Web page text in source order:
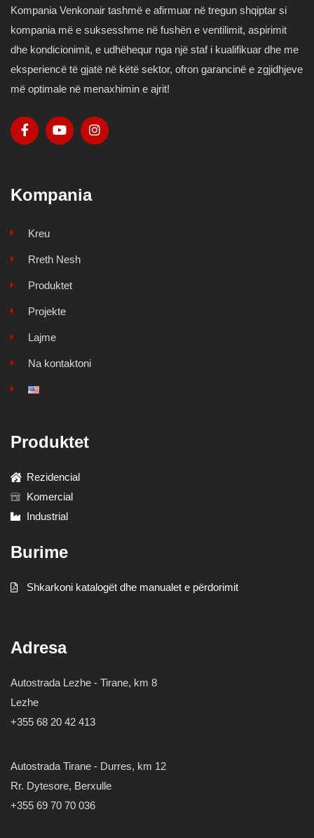
Kompania Venkonair tashmë e afirmuar në tregun shqiptar si
kompania më e suksesshme në fushën e ventilimit, aspirimit
dhe kondicionimit, e udhëhequr nga një staf i kualifikuar dhe me
eksperiencë të gjatë në këtë sektor, ofron garancinë e zgjidhjeve
më optimale në menaxhimin e ajrit!
Kompania
Kreu
Rreth Nesh
Produktet
Projekte
Lajme
Na kontaktoni
Produktet
Rezidencial
Komercial
Industrial
Burime
Shkarkoni katalogët dhe manualet e përdorimit
Adresa
Autostrada Lezhe - Tirane, km 8
Lezhe
+355 68 20 42 413
Autostrada Tirane - Durres, km 12
Rr. Dytesore, Berxulle
+355 69 70 70 036